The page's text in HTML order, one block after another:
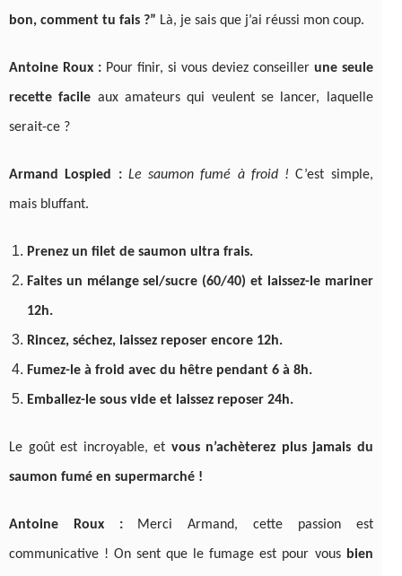
bon, comment tu fais ?” Là, je sais que j’ai réussi mon coup.
Antoine Roux :Pour finir, si vous deviez conseiller une seule
recette facile aux amateurs qui veulent se lancer, laquelle
serait-ce ?
Armand Lospied : Le saumon fumé à froid ! C’est simple,
mais bluffant.
Prenez un filet de saumon ultra frais.
Faites un mélange sel/sucre (60/40) et laissez-le mariner
12h.
Rincez, séchez, laissez reposer encore 12h.
Fumez-le à froid avec du hêtre pendant 6 à 8h.
Emballez-le sous vide et laissez reposer 24h.
Le goût est incroyable, et vous n’achèterez plus jamais du
saumon fumé en supermarché !
Antoine Roux :Merci Armand, cette passion est
communicative ! On sent que le fumage est pour vous bien